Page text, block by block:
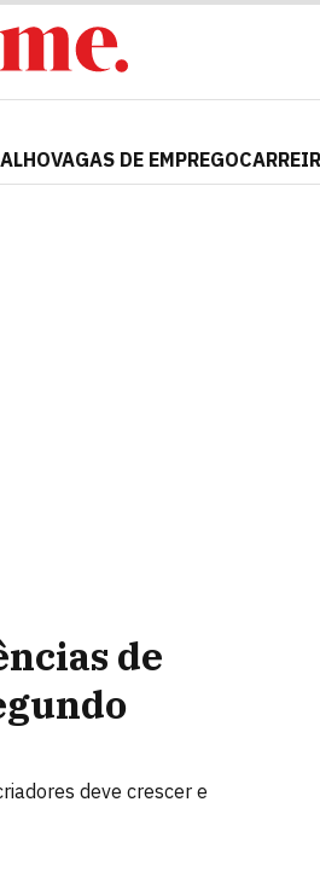
VAGAS DE EMPREGO
de
deve crescer e